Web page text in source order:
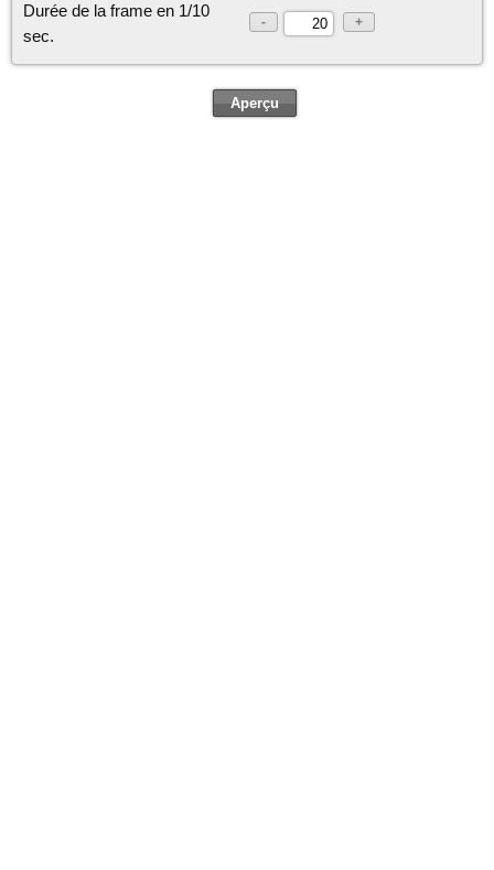
Durée de la frame en 1/10
sec.
- +